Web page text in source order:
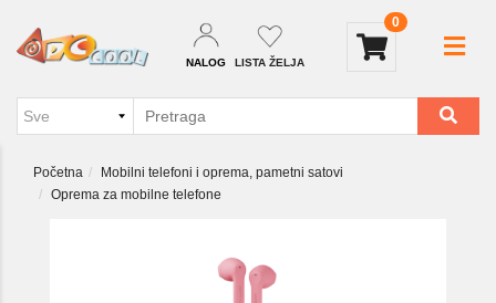
NALOG LISTA ŽELJA
0
Početna
Mobilni telefoni i oprema, pametni satovi
Oprema za mobilne telefone